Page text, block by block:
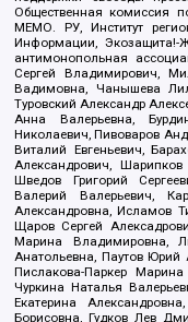
Общественная комиссия
МЕМО. РУ, Институт
Информации, Экозащита!-
антимонопольная
Сергей Владимирович,
Вадимовна, Чанышева
Туровский Александр
Анна Валерьевна,
Николаевич, Пивоваров
Виталий Евгеньевич,
Александрович,
Шведов Григорий
Валерий Валерьевич,
Александровна, Исламов
Щаров Сергей
Марина Владимировна,
Анатольевна, Паутов Юрий
Пислакова-Паркер
Чуркина Наталья
Екатерина
Борисовна, Гудков Лев